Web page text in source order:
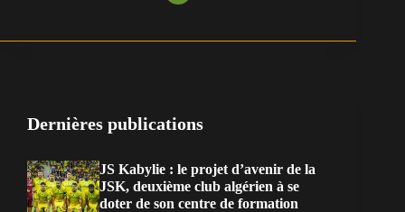
Dernières publications
JS Kabylie : le projet d’avenir de la
JSK, deuxième club algérien à se
doter de son centre de formation